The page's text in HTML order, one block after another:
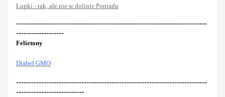
Łupki - tak, ale nie w dolinie Popradu
----------------------------------------------------------------------------
-------------------
Felietony
Diabeł GMO
----------------------------------------------------------------------------
---------------------------